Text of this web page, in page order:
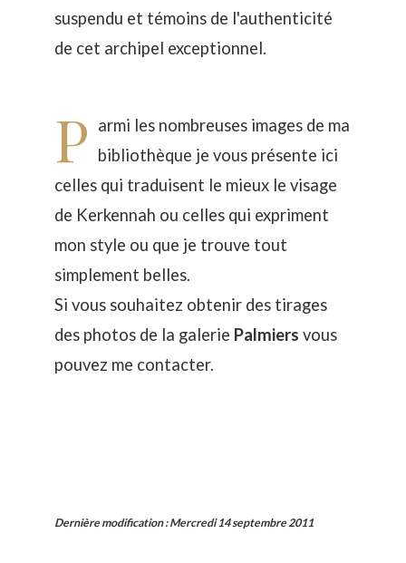
suspendu et témoins de l'authenticité
de cet archipel exceptionnel.
P armi les nombreuses images de ma
bibliothèque je vous présente ici
celles qui traduisent le mieux le visage
de Kerkennah ou celles qui expriment
mon style ou que je trouve tout
simplement belles.
Si vous souhaitez obtenir des tirages
des photos de la galerie Palmiers vous
pouvez me contacter.
Dernière modification:Mercredi 14 septembre 2011